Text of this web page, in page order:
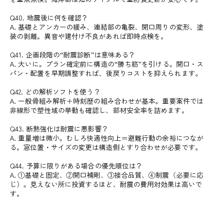
Q40. 地震後に何を確認？
A. 基礎とアンカーの緩み、連結部の亀裂、開口周りの変形、塗
装の剥離。異音や建付け不良があれば即時点検を。
Q41. 企画段階の“耐震診断”は意味ある？
A. 大いに。プラン確定前に構造の“勝ち筋”を引ける。開口・ス
パン・配置を早期調整すれば、後戻りコストを抑えられます。
Q42. どの解析ソフトを使う？
A. 一般骨組み解析＋時刻歴の組み合わせが基本。重要案件では
非線形で塑性域の挙動も確認し、部材安全率を詰めます。
Q43. 断熱強化は耐震に悪影響？
A. 重量増は微小。むしろ快適性向上＝避難行動の余裕につなが
る。窓位置・サイズの変更は構造側とすり合わせが必要です。
Q44. 予算に限りがある場合の優先順位は？
A. ①基礎と固定、②開口補剛、③接合品質、④制震（必要に応
じ）。見えない所に投資するほど、耐震の費用対効果は高いで
す。